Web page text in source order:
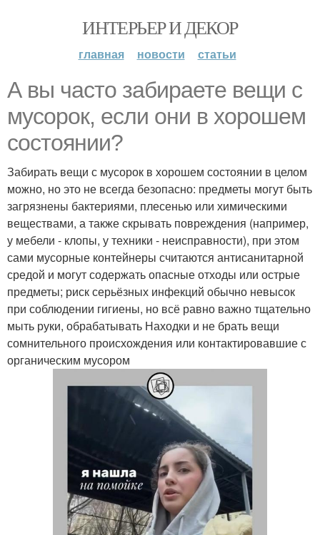
ИНТЕРЬЕР И ДЕКОР
главная новости статьи
А вы часто забираете вещи с
мусорок, если они в хорошем
состоянии?
Забирать вещи с мусорок в хорошем состоянии в целом
можно, но это не всегда безопасно: предметы могут быть
загрязнены бактериями, плесенью или химическими
веществами, а также скрывать повреждения (например,
у мебели - клопы, у техники - неисправности), при этом
сами мусорные контейнеры считаются антисанитарной
средой и могут содержать опасные отходы или острые
предметы; риск серьёзных инфекций обычно невысок
при соблюдении гигиены, но всё равно важно тщательно
мыть руки, обрабатывать Находки и не брать вещи
сомнительного происхождения или контактировавшие с
органическим мусором